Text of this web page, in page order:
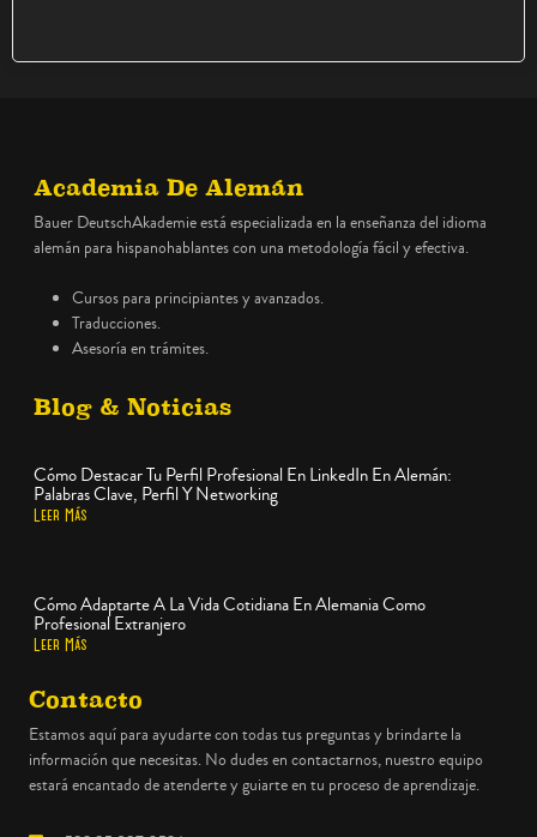
Academia De Alemán
Bauer DeutschAkademie está especializada en la enseñanza del idioma
alemán para hispanohablantes con una metodología fácil y efectiva.
Cursos para principiantes y avanzados.
Traducciones.
Asesoría en trámites.
Blog & Noticias
Cómo Destacar Tu Perfil Profesional En LinkedIn En Alemán:
Palabras Clave, Perfil Y Networking
Leer Más
Cómo Adaptarte A La Vida Cotidiana En Alemania Como
Profesional Extranjero
Leer Más
Contacto
Estamos aquí para ayudarte con todas tus preguntas y brindarte la
información que necesitas. No dudes en contactarnos, nuestro equipo
estará encantado de atenderte y guiarte en tu proceso de aprendizaje.